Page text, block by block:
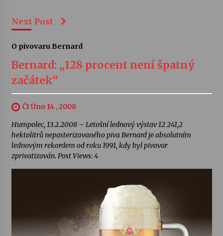
Next Post
O pivovaru Bernard
Bernard: „128 procent není špatný
začátek“
Čt Úno 14 , 2008
Humpolec, 13.2.2008 – Letošní lednový výstav 12 241,2
hektolitrů nepasterizovaného piva Bernard je absolutním
lednovým rekordem od roku 1991, kdy byl pivovar
zprivatizován. Post Views: 4